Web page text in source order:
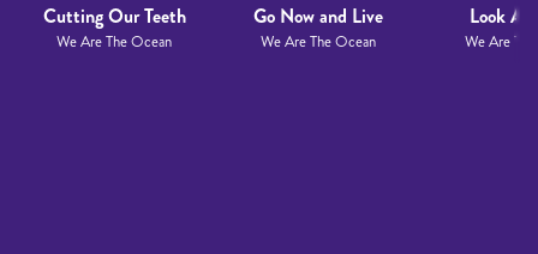
Cutting Our Teeth
We Are The Ocean
Go Now and Live
We Are The Ocean
Look
We Are